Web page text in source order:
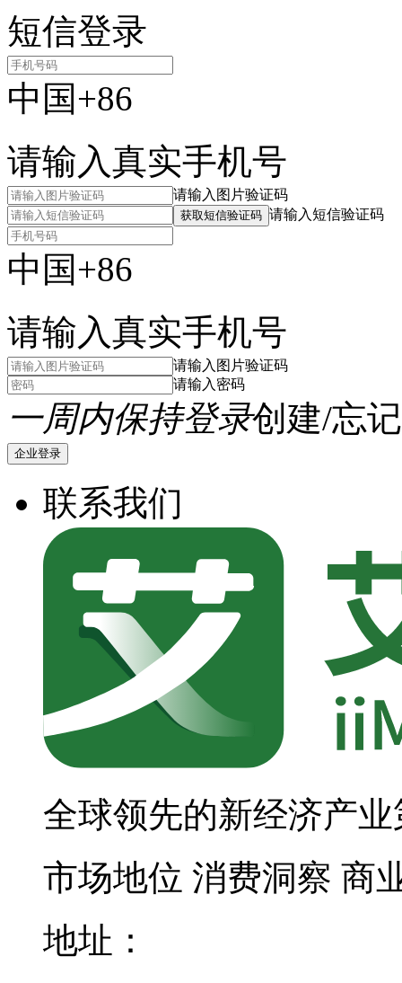
短信登录
中国+86
请输入真实手机号
请输入图片验证码
获取短信验证码 请输入短信验证码
中国+86
请输入真实手机号
请输入图片验证码
请输入密码
一周内保持登录创建/忘
企业登录
联系我们
全球领先的新经济产
市场地位 消费洞察 商
地址：